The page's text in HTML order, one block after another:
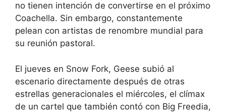
no tienen intención de convertirse en el próximo
Coachella. Sin embargo, constantemente
pelean con artistas de renombre mundial para
su reunión pastoral.
El jueves en Snow Fork, Geese subió al
escenario directamente después de otras
estrellas generacionales el miércoles, el clímax
de un cartel que también contó con Big Freedia,